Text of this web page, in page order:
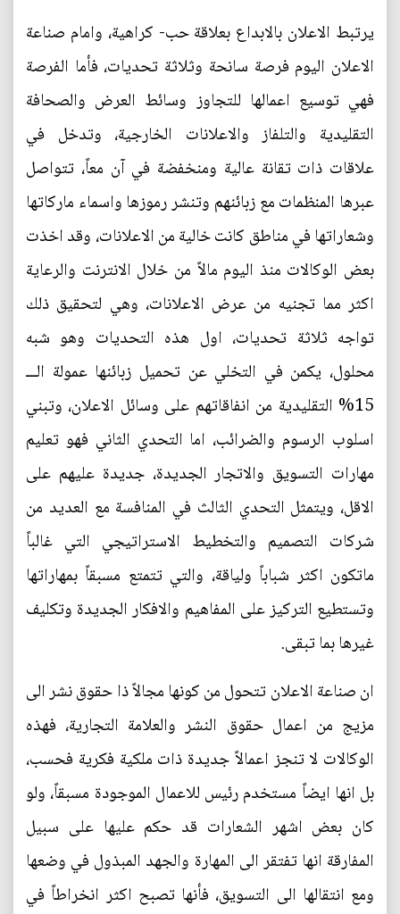
يرتبط الاعلان بالابداع بعلاقة حب- كراهية، وامام صناعة
الاعلان اليوم فرصة سانحة وثلاثة تحديات، فأما الفرصة
فهي توسيع اعمالها للتجاوز وسائط العرض والصحافة
التقليدية والتلفاز والاعلانات الخارجية، وتدخل في
علاقات ذات تقانة عالية ومنخفضة في آن معاً، تتواصل
عبرها المنظمات مع زبائنهم وتنشر رموزها واسماء ماركاتها
وشعاراتها في مناطق كانت خالية من الاعلانات، وقد اخذت
بعض الوكالات منذ اليوم مالاً من خلال الانترنت والرعاية
اكثر مما تجنيه من عرض الاعلانات، وهي لتحقيق ذلك
تواجه ثلاثة تحديات، اول هذه التحديات وهو شبه
محلول، يكمن في التخلي عن تحميل زبائنها عمولة الـــ
15% التقليدية من انفاقاتهم على وسائل الاعلان، وتبني
اسلوب الرسوم والضرائب، اما التحدي الثاني فهو تعليم
مهارات التسويق والاتجار الجديدة، جديدة عليهم على
الاقل، ويتمثل التحدي الثالث في المنافسة مع العديد من
شركات التصميم والتخطيط الاستراتيجي التي غالباً
ماتكون اكثر شباباً ولياقة، والتي تتمتع مسبقاً بمهاراتها
وتستطيع التركيز على المفاهيم والافكار الجديدة وتكليف
غيرها بما تبقى.
ان صناعة الاعلان تتحول من كونها مجالاً ذا حقوق نشر الى
مزيج من اعمال حقوق النشر والعلامة التجارية، فهذه
الوكالات لا تنجز اعمالاً جديدة ذات ملكية فكرية فحسب،
بل انها ايضاً مستخدم رئيس للاعمال الموجودة مسبقاً، ولو
كان بعض اشهر الشعارات قد حكم عليها على سبيل
المفارقة انها تفتقر الى المهارة والجهد المبذول في وضعها
ومع انتقالها الى التسويق، فأنها تصبح اكثر انخراطاً في